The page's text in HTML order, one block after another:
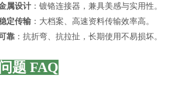
属设计 ：镀铬连接器，兼具美感与实用性。
定传输 ：大档案、高速资料传输效率高。
靠 ：抗折弯、抗拉扯，长期使用不易损坏。
题 FAQ